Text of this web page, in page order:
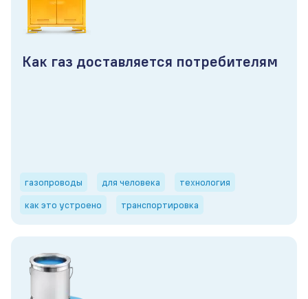
Как газ доставляется потребителям
газопроводы для человека
технология
как это устроено
транспортировка